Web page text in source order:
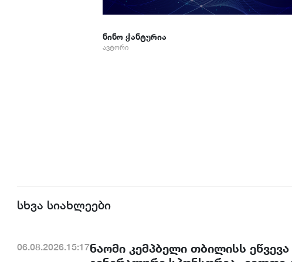
ნინო ჭანტურია
ავტორი
სხვა სიახლეები
06.08.2026.15:17ნაომი კემპბელი თბილისს